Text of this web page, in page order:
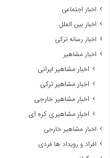
اخبار اجتماعی
اخبار بین الملل
اخبار رسانه ترکی
اخبار مشاهیر
اخبار مشاهیر ایرانی
اخبار مشاهیر ترکی
اخبار مشاهیر خارجی
اخبار مشاهیری کره ای
اخبار مشاهیر خارجی
افراد و رویداد ها فردی